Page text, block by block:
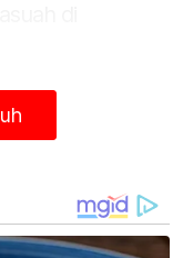
Seri Dr
usaha itu
bahaya